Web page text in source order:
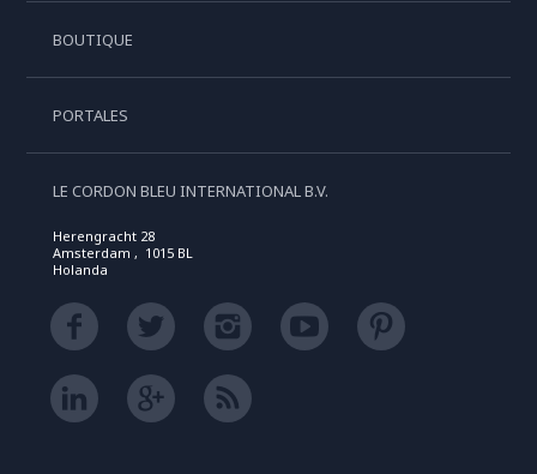
BOUTIQUE
PORTALES
LE CORDON BLEU INTERNATIONAL B.V.
Herengracht 28
Amsterdam , 1015 BL
Holanda